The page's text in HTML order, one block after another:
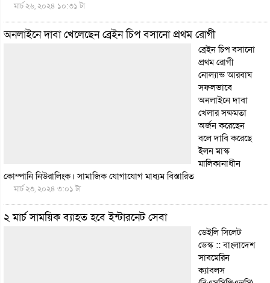
মার্চ ২৬, ২০২৪ ১০:৩১ টা
অনলাইনে দাবা খেলেছেন ব্রেইন চিপ বসানো প্রথম রোগী
ব্রেইন চিপ বসানো
প্রথম রোগী
নোল্যান্ড আরবাঘ
সফলভাবে
অনলাইনে দাবা
খেলার সক্ষমতা
অর্জন করেছেন
বলে দাবি করেছে
ইলন মাস্ক
মালিকানাধীন
কোম্পানি নিউরালিংক। সামাজিক যোগাযোগ মাধ্যমবিস্তারিত
মার্চ ২৩, ২০২৪ ৩:০১ টা
২ মার্চ সাময়িক ব্যাহত হবে ইন্টারনেট সেবা
ডেইলি সিলেট
ডেস্ক :: বাংলাদেশ
সাবমেরিন
ক্যাবলস